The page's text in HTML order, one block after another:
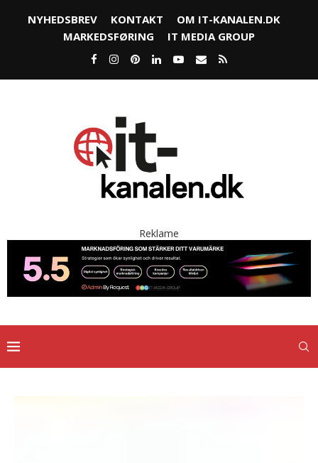
NYHEDSBREV KONTAKT
OM IT-KANALEN.DK
MARKEDSFØRING
IT MEDIA GROUP
Reklame